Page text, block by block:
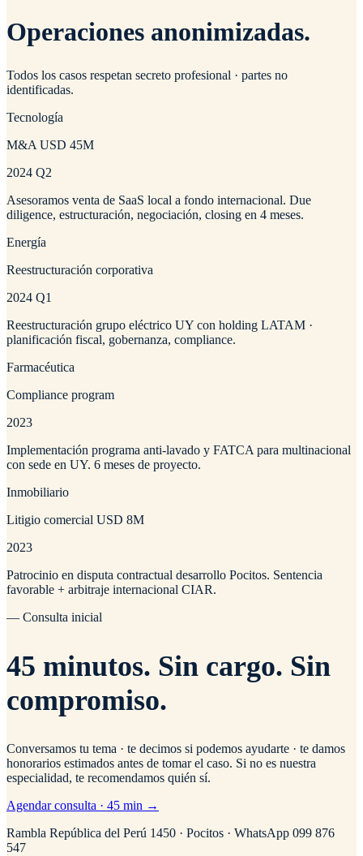
Operaciones anonimizadas.
Todos los casos respetan secreto profesional · partes no
identificadas.
Tecnología
M&A USD 45M
2024 Q2
Asesoramos venta de SaaS local a fondo internacional. Due
diligence, estructuración, negociación, closing en 4 meses.
Energía
Reestructuración corporativa
2024 Q1
Reestructuración grupo eléctrico UY con holding LATAM ·
planificación fiscal, gobernanza, compliance.
Farmacéutica
Compliance program
2023
Implementación programa anti-lavado y FATCA para multinacional
con sede en UY. 6 meses de proyecto.
Inmobiliario
Litigio comercial USD 8M
2023
Patrocinio en disputa contractual desarrollo Pocitos. Sentencia
favorable + arbitraje internacional CIAR.
— Consulta inicial
45 minutos. Sin cargo. Sin
compromiso.
Conversamos tu tema · te decimos si podemos ayudarte · te damos
honorarios estimados antes de tomar el caso. Si no es nuestra
especialidad, te recomendamos quién sí.
Agendar consulta · 45 min →
Rambla República del Perú 1450 · Pocitos · WhatsApp 099 876
547